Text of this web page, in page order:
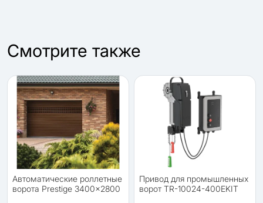
Cмотрите также
Автоматические роллетные
ворота Prestige 3400x2800
Привод для промышленных
ворот TR-10024-400EKIT